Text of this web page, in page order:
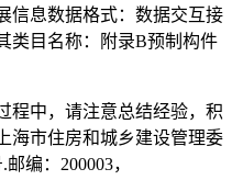
信息数据格式：数据交互接
类目名称：附录B预制构件
程中，请注意总结经验，积
海市住房和城乡建设管理委
编：200003，